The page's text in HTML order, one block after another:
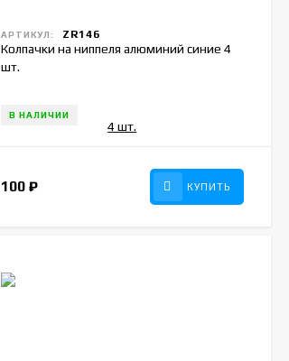
АРТИКУЛ: ZR146
Колпачки на ниппеля алюминий синие 4
шт.
В НАЛИЧИИ
100 ₽ КУПИТЬ